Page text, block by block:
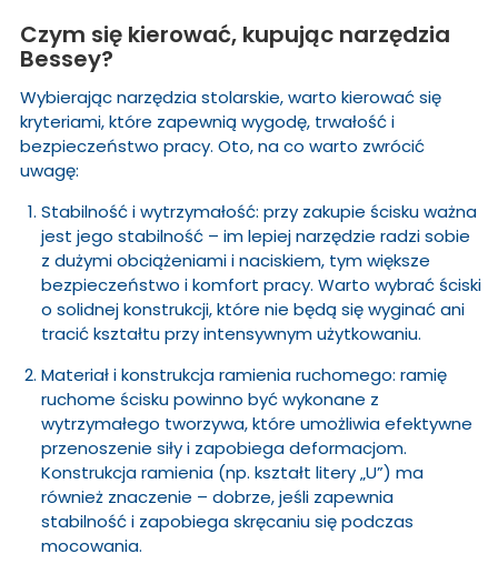
Czym się kierować, kupując narzędzia
Bessey?
Wybierając narzędzia stolarskie, warto kierować się
kryteriami, które zapewnią wygodę, trwałość i
bezpieczeństwo pracy. Oto, na co warto zwrócić
uwagę:
Stabilność i wytrzymałość: przy zakupie ścisku ważna
jest jego stabilność – im lepiej narzędzie radzi sobie
z dużymi obciążeniami i naciskiem, tym większe
bezpieczeństwo i komfort pracy. Warto wybrać ściski
o solidnej konstrukcji, które nie będą się wyginać ani
tracić kształtu przy intensywnym użytkowaniu.
Materiał i konstrukcja ramienia ruchomego: ramię
ruchome ścisku powinno być wykonane z
wytrzymałego tworzywa, które umożliwia efektywne
przenoszenie siły i zapobiega deformacjom.
Konstrukcja ramienia (np. kształt litery „U”) ma
również znaczenie – dobrze, jeśli zapewnia
stabilność i zapobiega skręcaniu się podczas
mocowania.